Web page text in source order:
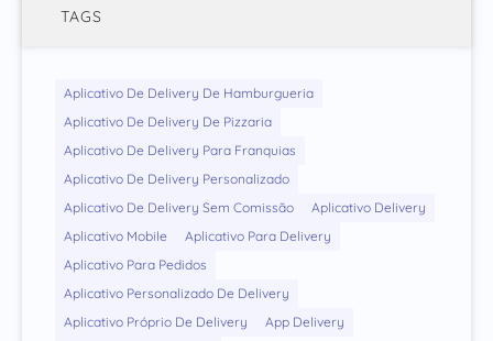
TAGS
Aplicativo De Delivery De Hamburgueria
Aplicativo De Delivery De Pizzaria
Aplicativo De Delivery Para Franquias
Aplicativo De Delivery Personalizado
Aplicativo De Delivery Sem Comissão
Aplicativo Delivery
Aplicativo Mobile
Aplicativo Para Delivery
Aplicativo Para Pedidos
Aplicativo Personalizado De Delivery
Aplicativo Próprio De Delivery
App Delivery